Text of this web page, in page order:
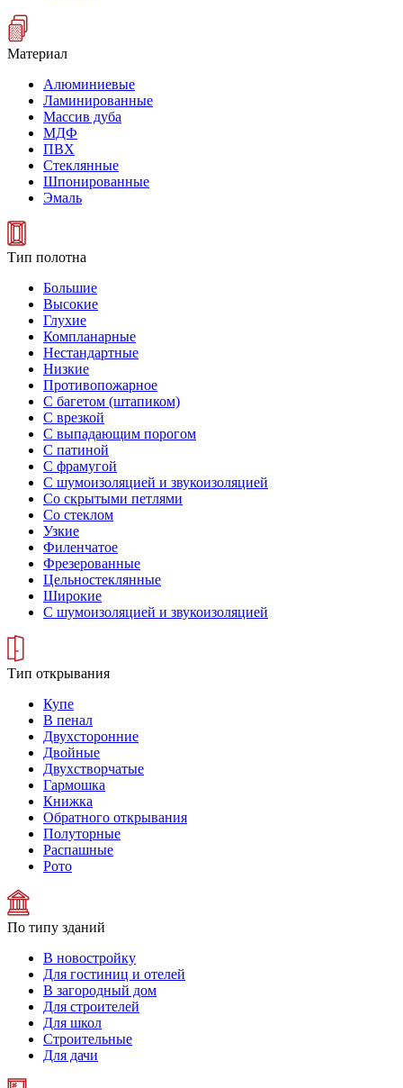
Материал
Алюминиевые
Ламинированные
Массив дуба
МДФ
ПВХ
Стеклянные
Шпонированные
Эмаль
Тип полотна
Большие
Высокие
Глухие
Компланарные
Нестандартные
Низкие
Противопожарное
С багетом (штапиком)
С врезкой
С выпадающим порогом
С патиной
С фрамугой
С шумоизоляцией и звукоизоляцией
Со скрытыми петлями
Со стеклом
Узкие
Филенчатое
Фрезерованные
Цельностеклянные
Широкие
С шумоизоляцией и звукоизоляцией
Тип открывания
Купе
В пенал
Двухсторонние
Двойные
Двухстворчатые
Гармошка
Книжка
Обратного открывания
Полуторные
Распашные
Рото
По типу зданий
В новостройку
Для гостиниц и отелей
В загородный дом
Для строителей
Для школ
Строительные
Для дачи